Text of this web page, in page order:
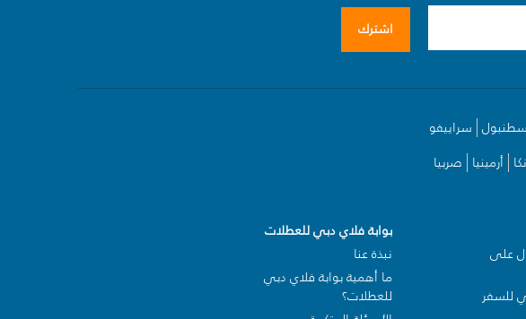
اشترك
سراييفو
أرمينيا صربيا
على
للسفر
بوابة فلاي دبي للعطلات
نبذة عنا
ما أهمية بوابة فلاي دبي
للعطلات؟